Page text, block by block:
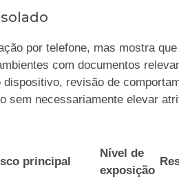
por telefone, mas mostra
com documentos
revisão de
sem necessariamente elevar
principal
Nível de
exposição